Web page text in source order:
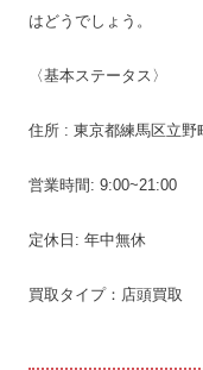
はどうでしょう。
〈基本ステータス〉
住所 : 東京都練馬区立野
営業時間: 9:00~21:00
定休日: 年中無休
買取タイプ：店頭買取